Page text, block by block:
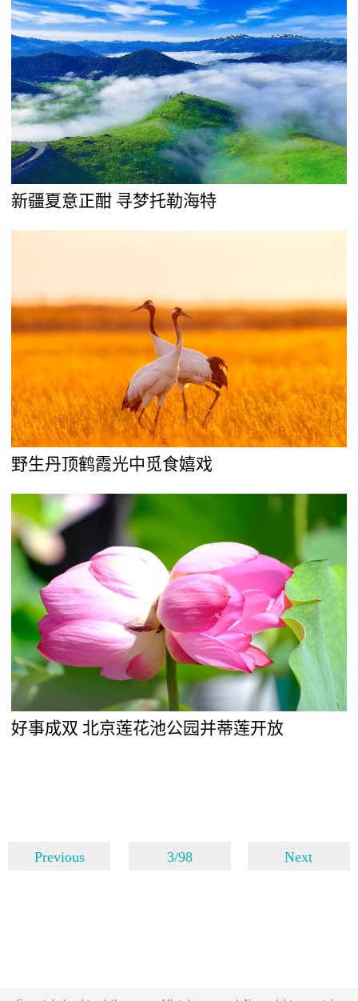
新疆夏意正酣 寻梦托勒海特
野生丹顶鹤霞光中觅食嬉戏
好事成双 北京莲花池公园并蒂莲开放
Previous 3/98 Next